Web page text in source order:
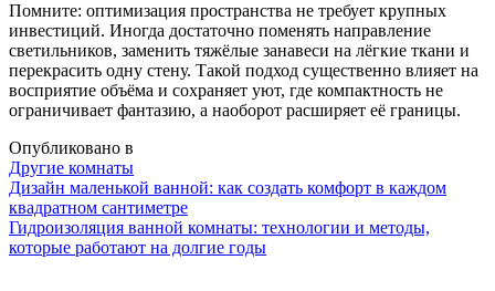
Помните: оптимизация пространства не требует крупных
инвестиций. Иногда достаточно поменять направление
светильников, заменить тяжёлые занавеси на лёгкие ткани и
перекрасить одну стену. Такой подход существенно влияет на
восприятие объёма и сохраняет уют, где компактность не
ограничивает фантазию, а наоборот расширяет её границы.
Опубликовано в
Другие комнаты
Навигация
Дизайн маленькой ванной: как создать комфорт в каждом
квадратном сантиметре
Гидроизоляция ванной комнаты: технологии и методы,
которые работают на долгие годы